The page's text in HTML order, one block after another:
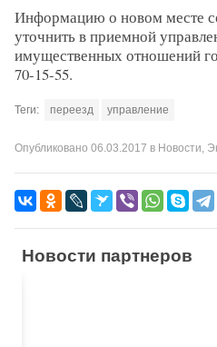
Информацию о новом месте
уточнить в приемной
имущественных отношений
70-15-55.
Теги: переезд управление
Опубликовано 06.03.2017 в Новости,
Новости партнеров